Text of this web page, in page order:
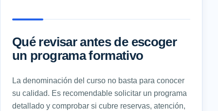
Qué revisar antes de escoger
un programa formativo
La denominación del curso no basta para conocer
su calidad. Es recomendable solicitar un programa
detallado y comprobar si cubre reservas, atención,